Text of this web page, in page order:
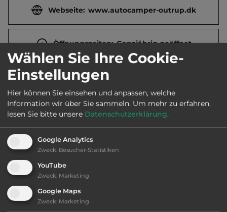
Webseite: www.autocamper-outrup.dk
Öffnungszeiten: Ganzjährig geöffnet
Telefon:
Ausstattung:
bis 15,- Euro
Lage: ansprechend
Geräuschkulisse: überwiegend ruhig
Wählen Sie Ihre Cookie-
Einstellungen
Hier können Sie einsehen und anpassen, welche
Information wir über Sie sammeln. Um mehr zu erfahren,
lesen Sie bitte unsere Datenschutzerklärung.
Google Analytics
Zweck: Besucher-Statistiken
YouTube
Zweck: Marketing
Google Maps
Zweck: Marketing